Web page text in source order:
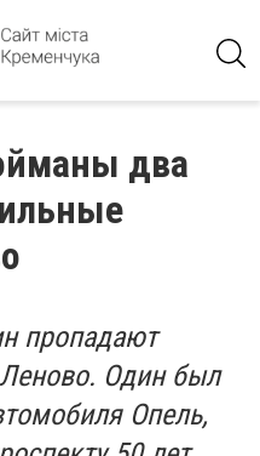
два
пропадают
Один был
Опель,